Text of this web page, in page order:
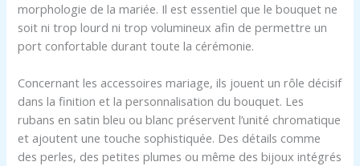
morphologie de la mariée. Il est essentiel que le bouquet ne
soit ni trop lourd ni trop volumineux afin de permettre un
port confortable durant toute la cérémonie.
Concernant les accessoires mariage, ils jouent un rôle décisif
dans la finition et la personnalisation du bouquet. Les
rubans en satin bleu ou blanc préservent l’unité chromatique
et ajoutent une touche sophistiquée. Des détails comme
des perles, des petites plumes ou même des bijoux intégrés